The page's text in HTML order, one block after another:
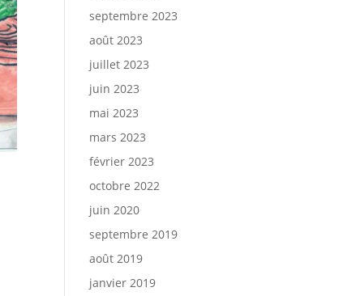
septembre 2023
août 2023
juillet 2023
juin 2023
mai 2023
mars 2023
février 2023
octobre 2022
juin 2020
septembre 2019
août 2019
janvier 2019